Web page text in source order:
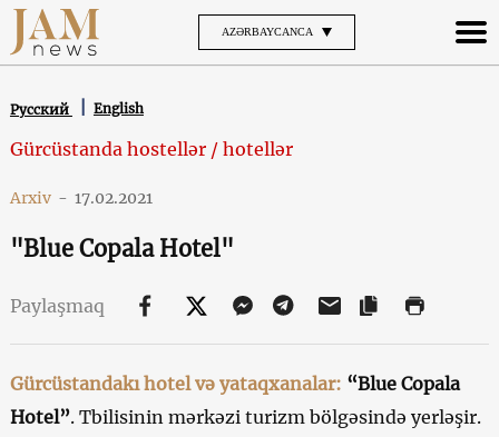
AZƏRBAYCANCA
Русский English
Gürcüstanda hostellər / hotellər
Arxiv - 17.02.2021
"Blue Copala Hotel"
Paylaşmaq
Gürcüstandakı hotel və yataqxanalar: “Blue Copala
Hotel”. Tbilisinin mərkəzi turizm bölgəsində yerləşir.